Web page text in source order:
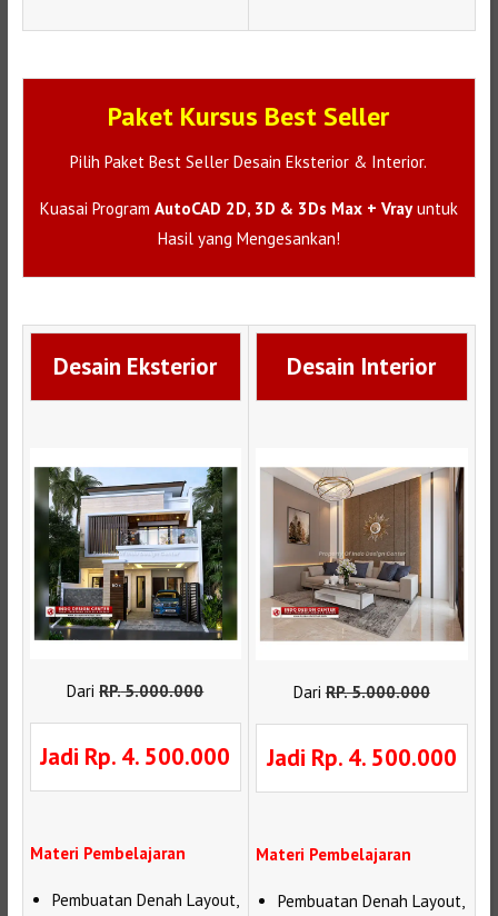
Paket Kursus Best Seller
Pilih Paket Best Seller Desain Eksterior & Interior.
Kuasai Program AutoCAD 2D, 3D & 3Ds Max + Vrayuntuk
Hasil yang Mengesankan!
Desain Eksterior
DariRP.5.000.000
Jadi Rp. 4. 500.000
Materi Pembelajaran
Pembuatan Denah Layout,
Desain Interior
DariRP.5.000.000
Jadi Rp. 4. 500.000
Materi Pembelajaran
Pembuatan Denah Layout,